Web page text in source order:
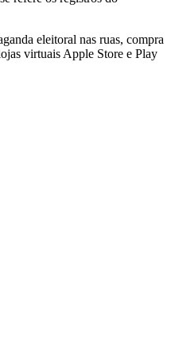
eleitoral nas ruas, compra
virtuais Apple Store e Play